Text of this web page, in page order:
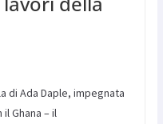
di Ada Daple, impegnata
Ghana – il